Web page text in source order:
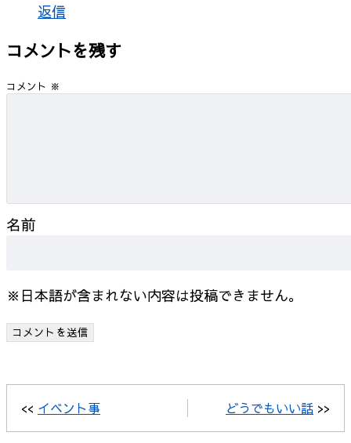
返信
コメントを残す
コメント ※
名前
※日本語が含まれない内容は投稿できません。
<< イベント事 どうでもいい話 >>